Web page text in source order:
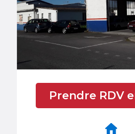
Prendre RDV